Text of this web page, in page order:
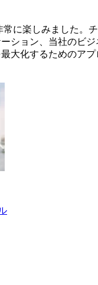
に楽しみました。
ション、当社のビ
大化するためのアプ